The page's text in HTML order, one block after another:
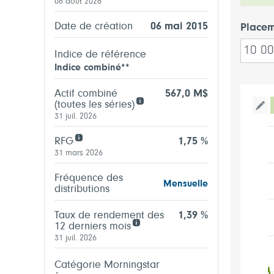
06 août 2026
Date de création 06 mai 2015
Indice de référence
Indice combiné**
Actif combiné
(toutes les séries)
567,0 M$
31 juil. 2026
RFG 1,75 %
31 mars 2026
Fréquence des
distributions
Mensuelle
Taux de rendement des
12 derniers mois
1,39 %
31 juil. 2026
Catégorie Morningstar